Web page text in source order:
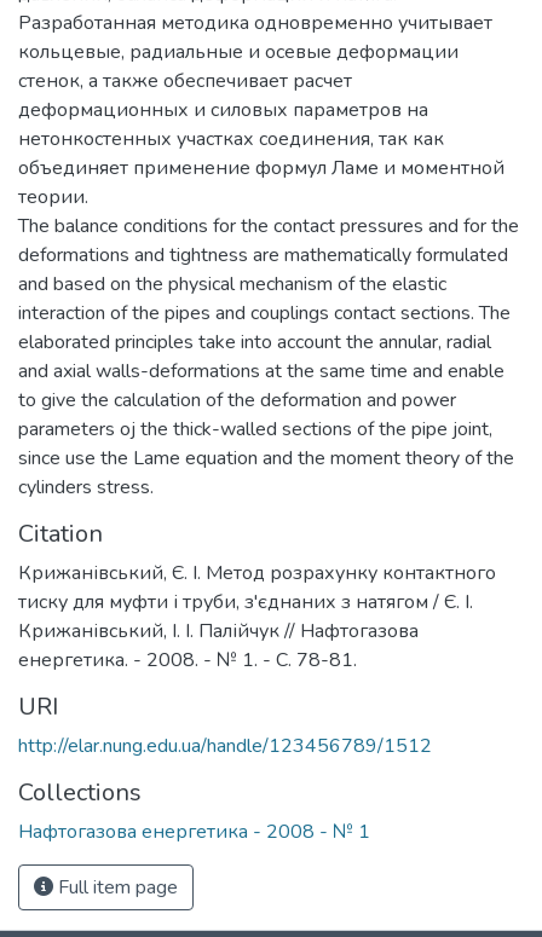
Разработанная методика одновременно учитывает
кольцевые, радиальные и осевые деформации
стенок, а также обеспечивает расчет
деформационных и силовых параметров на
нетонкостенных участках соединения, так как
объединяет применение формул Ламе и моментной
теории.
The balance conditions for the contact pressures and for the
deformations and tightness are mathematically formulated
and based on the physical mechanism of the elastic
interaction of the pipes and couplings contact sections. The
elaborated principles take into account the annular, radial
and axial walls-deformations at the same time and enable
to give the calculation of the deformation and power
parameters oj the thick-walled sections of the pipe joint,
since use the Lame equation and the moment theory of the
cylinders stress.
Citation
Крижанівський, Є. І. Метод розрахунку контактного
тиску для муфти і труби, з'єднаних з натягом / Є. І.
Крижанівський, І. І. Палійчук // Нафтогазова
енергетика. - 2008. - № 1. - С. 78-81.
URI
http://elar.nung.edu.ua/handle/123456789/1512
Collections
Нафтогазова енергетика - 2008 - № 1
Full item page